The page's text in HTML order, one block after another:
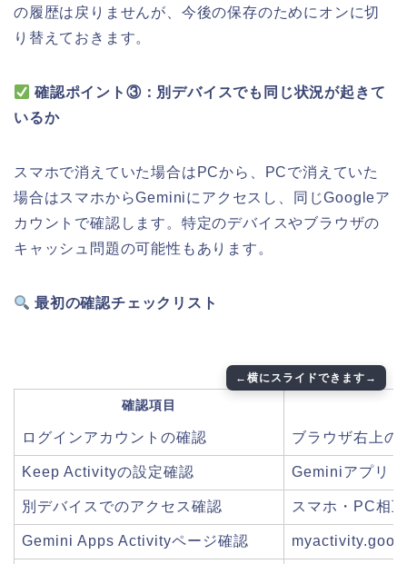
の履歴は戻りませんが、今後の保存のためにオンに切
り替えておきます。
確認ポイント③：別デバイスでも同じ状況が起きて
いるか
スマホで消えていた場合はPCから、PCで消えていた
場合はスマホからGeminiにアクセスし、同じGoogleア
カウントで確認します。特定のデバイスやブラウザの
キャッシュ問題の可能性もあります。
最初の確認チェックリスト
確認項目
ログインアカウントの確認 ブラウザ右上の
Keep Activityの設定確認 Geminiアプリ
別デバイスでのアクセス確認 スマホ・PC相
Gemini Apps Activityページ確認